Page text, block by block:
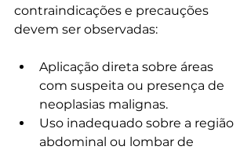
contraindicações e precauções
devem ser observadas:
Aplicação direta sobre áreas
com suspeita ou presença de
neoplasias malignas.
Uso inadequado sobre a região
abdominal ou lombar de